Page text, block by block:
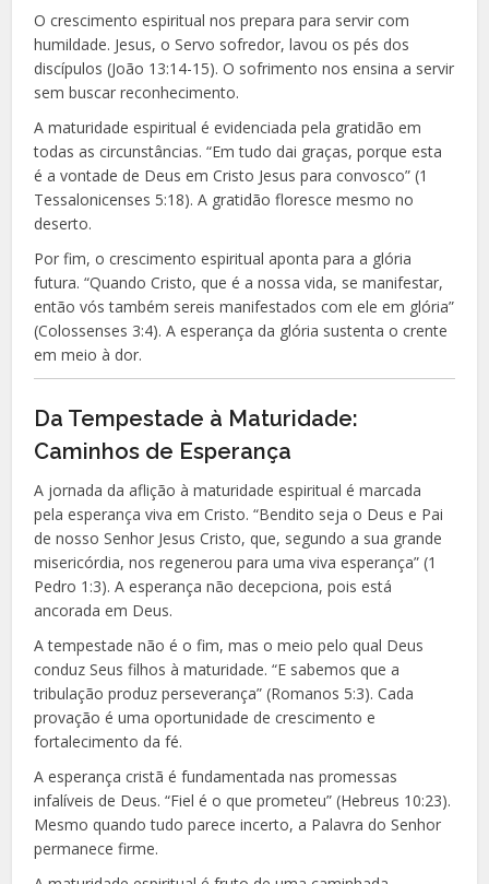
O crescimento espiritual nos prepara para servir com
humildade. Jesus, o Servo sofredor, lavou os pés dos
discípulos (João 13:14-15). O sofrimento nos ensina a servir
sem buscar reconhecimento.
A maturidade espiritual é evidenciada pela gratidão em
todas as circunstâncias. “Em tudo dai graças, porque esta
é a vontade de Deus em Cristo Jesus para convosco” (1
Tessalonicenses 5:18). A gratidão floresce mesmo no
deserto.
Por fim, o crescimento espiritual aponta para a glória
futura. “Quando Cristo, que é a nossa vida, se manifestar,
então vós também sereis manifestados com ele em glória”
(Colossenses 3:4). A esperança da glória sustenta o crente
em meio à dor.
Da Tempestade à Maturidade:
Caminhos de Esperança
A jornada da aflição à maturidade espiritual é marcada
pela esperança viva em Cristo. “Bendito seja o Deus e Pai
de nosso Senhor Jesus Cristo, que, segundo a sua grande
misericórdia, nos regenerou para uma viva esperança” (1
Pedro 1:3). A esperança não decepciona, pois está
ancorada em Deus.
A tempestade não é o fim, mas o meio pelo qual Deus
conduz Seus filhos à maturidade. “E sabemos que a
tribulação produz perseverança” (Romanos 5:3). Cada
provação é uma oportunidade de crescimento e
fortalecimento da fé.
A esperança cristã é fundamentada nas promessas
infalíveis de Deus. “Fiel é o que prometeu” (Hebreus 10:23).
Mesmo quando tudo parece incerto, a Palavra do Senhor
permanece firme.